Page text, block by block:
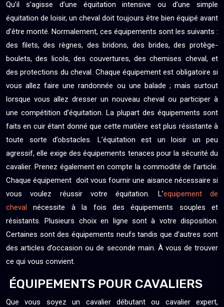
Qu’il s’agisse d’une équitation intensive ou d’une simple
équitation de loisir, un cheval doit toujours être bien équipé avant
d’être monté. Normalement, ces équipements sont les suivants :
des filets, des règnes, des bridons, des brides, des protège-
boulets, des licols, des couvertures, des chemises cheval, et
des protections du cheval. Chaque équipement est obligatoire si
vous allez faire une randonnée ou une balade ; mais surtout
lorsque vous allez dresser un nouveau cheval ou participer à
une compétition d’équitation. La plupart des équipements sont
faits en cuir étant donné que cette matière est plus résistante à
toute sorte d’obstacles. L’équitation est un loisir un peu
agressif, elle exige des équipements tenaces pour la sécurité du
cavalier. Prenez également en compte la commodité de l’article.
Chaque équipement doit vous fournir une aisance nécessaire si
vous voulez réussir votre équitation. L’equipement de
cheval nécessite à la fois des équipements souples et
résistants. Plusieurs choix en ligne sont à votre disposition.
Certaines sont des équipements neufs tandis que d’autres sont
des articles d’occasion ou de seconde main. À vous de trouver
ce qui vous convient.
ÉQUIPEMENTS POUR CAVALIERS
Que vous soyez un cavalier débutant ou cavalier expert,